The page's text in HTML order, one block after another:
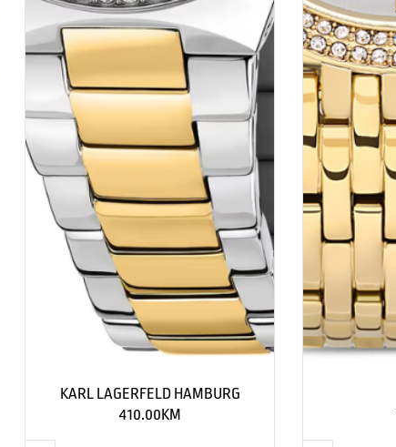
KARL LAGERFELD HAMBURG
410.00KM